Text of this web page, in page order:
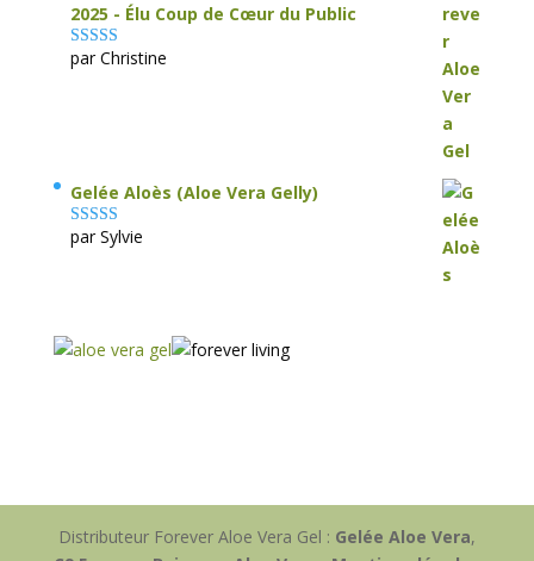
2025 - Élu Coup de Cœur du Public
Note5sur 5
par Christine
Gelée Aloès (Aloe Vera Gelly)
Note5sur 5
par Sylvie
Distributeur Forever Aloe Vera Gel : Gelée Aloe Vera,